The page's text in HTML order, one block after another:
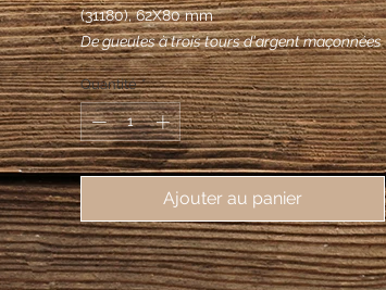
(31180), 62X80 mm
De gueules à trois tours d'argent maçonnées
de sable.
Quantité *
Ajouter au panier